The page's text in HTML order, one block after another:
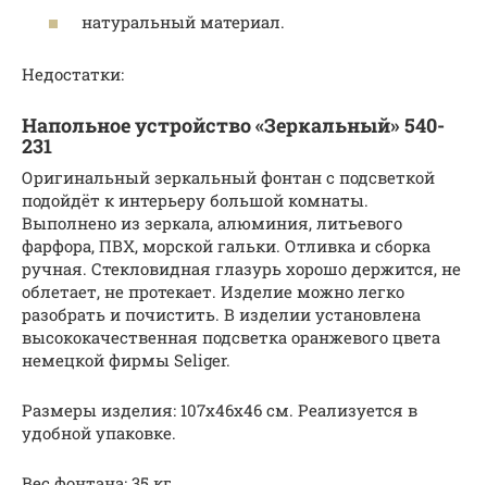
натуральный материал.
Недостатки:
Напольное устройство «Зеркальный» 540-
231
Оригинальный зеркальный фонтан с подсветкой
подойдёт к интерьеру большой комнаты.
Выполнено из зеркала, алюминия, литьевого
фарфора, ПВХ, морской гальки. Отливка и сборка
ручная. Стекловидная глазурь хорошо держится, не
облетает, не протекает. Изделие можно легко
разобрать и почистить. В изделии установлена
высококачественная подсветка оранжевого цвета
немецкой фирмы Seliger.
Размеры изделия: 107х46х46 см. Реализуется в
удобной упаковке.